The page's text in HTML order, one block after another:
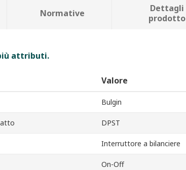
Normative
Dettagli
prodotto
attributi.
Valore
Bulgin
DPST
Interruttore a bilanciere
On-Off